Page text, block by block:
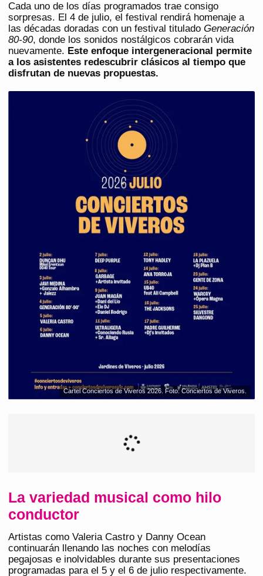
Cada uno de los días programados trae consigo
sorpresas. El 4 de julio, el festival rendirá homenaje a
las décadas doradas con un festival titulado Generación
80-90, donde los sonidos nostálgicos cobrarán vida
nuevamente. Este enfoque intergeneracional permite
a los asistentes redescubrir clásicos al tiempo que
disfrutan de nuevas propuestas.
Cartel Conciertos de Viveros 2026. Foto: Conciertos de Viveros.
La variedad musical como hilo
conductor
Artistas como Valeria Castro y Danny Ocean
continuarán llenando las noches con melodías
pegajosas e inolvidables durante sus presentaciones
programadas para el 5 y el 6 de julio respectivamente.